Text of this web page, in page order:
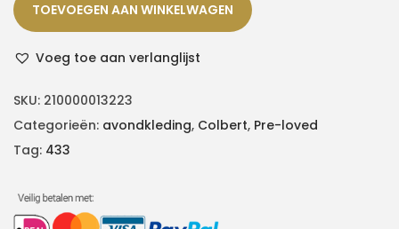
TOEVOEGEN AAN WINKELWAGEN
Voeg toe aan verlanglijst
SKU: 210000013223
Categorieën: avondkleding, Colbert, Pre-loved
Tag: 433